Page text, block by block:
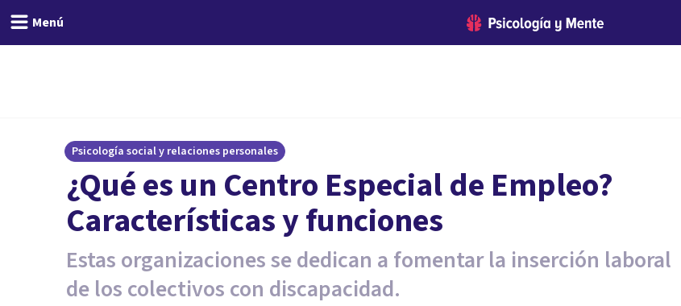
Menú
Psicología social y relaciones personales
¿Qué es un Centro Especial de Empleo?
Características y funciones
Estas organizaciones se dedican a fomentar la inserción laboral
de los colectivos con discapacidad.